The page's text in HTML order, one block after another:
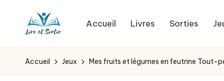
L
i
livres
pour
Accueil Livres Sorties
Accueil Jeux Mes fruits et légumes en feutrine Tout-